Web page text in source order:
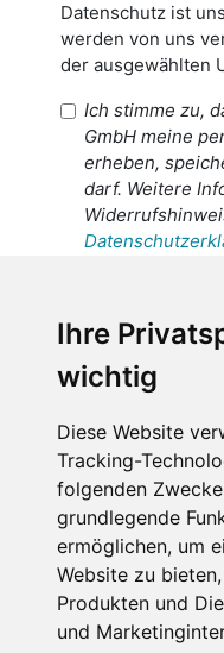
Ihre
wichtig
Diese Website
Tracking-
folgenden
grundlegende
ermöglichen, um
Website zu bieten,
Produkten und
und
Datenschutz ist
werden von uns
der ausgewählten
Ich stimme zu,
GmbH meine
erheben,
darf. Weitere
Empfänger
werden dürfen.
Diese Seite ist
gelten die Google